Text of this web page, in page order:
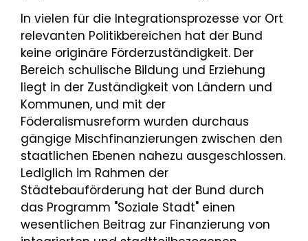
In vielen für die Integrationsprozesse vor Ort
relevanten Politikbereichen hat der Bund
keine originäre Förderzuständigkeit. Der
Bereich schulische Bildung und Erziehung
liegt in der Zuständigkeit von Ländern und
Kommunen, und mit der
Föderalismusreform wurden durchaus
gängige Mischfinanzierungen zwischen den
staatlichen Ebenen nahezu ausgeschlossen.
Lediglich im Rahmen der
Städtebauförderung hat der Bund durch
das Programm "Soziale Stadt" einen
wesentlichen Beitrag zur Finanzierung von